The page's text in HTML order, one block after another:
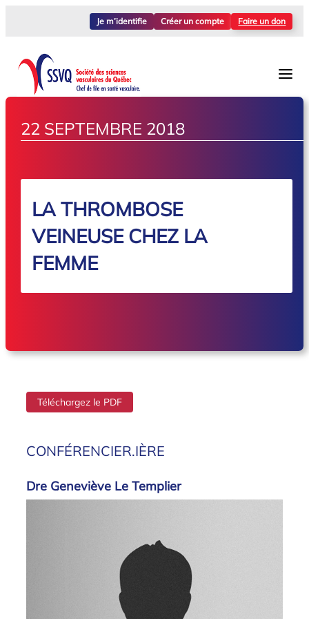
Je m’identifie Créer un compte Faire un don
22 SEPTEMBRE 2018
LA THROMBOSE
VEINEUSE CHEZ LA
FEMME
CONFÉRENCIER.IÈRE
Dre Geneviève Le Templier
Téléchargez le PDF